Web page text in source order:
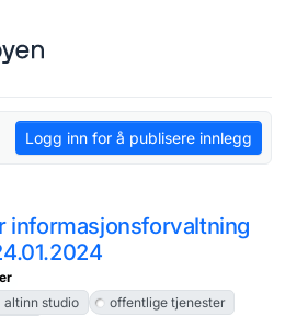
Logg inn for å publisere innlegg
informasjonsforvaltning
altinn studio
offentlige tjenester